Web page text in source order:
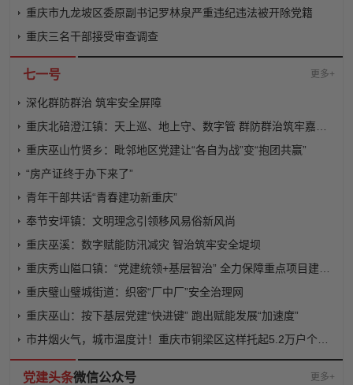
重庆市九龙坡区委原副书记罗林泉严重违纪违法被开除党籍
重庆三名干部接受审查调查
七一号 更多+
深化群防群治 筑牢安全屏障
重庆巫山竹贤乡：毗邻地区党建让“各自为战”变“抱团共赢”
“房产证终于办下来了”
青年干部共话“青春建功新重庆”
奉节安坪镇：文明理念引领移风易俗新风尚
重庆巫溪：数字赋能防汛减灾 智治筑牢安全堤坝
重庆璧山璧城街道：织密“厂中厂”安全治理网
重庆巫山：按下基层党建“快进键” 跑出赋能发展“加速度”
党建头条微信公众号 更多+